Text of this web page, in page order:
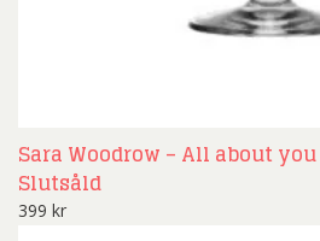
Sara Woodrow – All about
Slutsåld
399 kr